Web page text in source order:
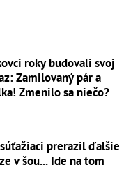
roky budovali svoj
Zamilovaný pár a
Zmenilo sa niečo?
prerazil ďalšie
v šou... Ide na tom